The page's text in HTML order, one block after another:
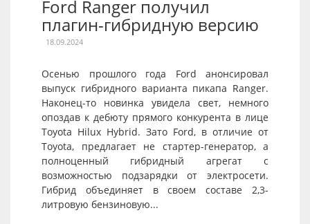
Ford Ranger получил
плагин-гибридную версию
18.09.2024
Осенью прошлого года Ford анонсировал
выпуск гибридного варианта пикапа Ranger.
Наконец-то новинка увидела свет, немного
опоздав к дебюту прямого конкурента в лице
Toyota Hilux Hybrid. Зато Ford, в отличие от
Toyota, предлагает не стартер-генератор, а
полноценный гибридный агрегат с
возможностью подзарядки от электросети.
Гибрид объединяет в своем составе 2,3-
литровую бензиновую...